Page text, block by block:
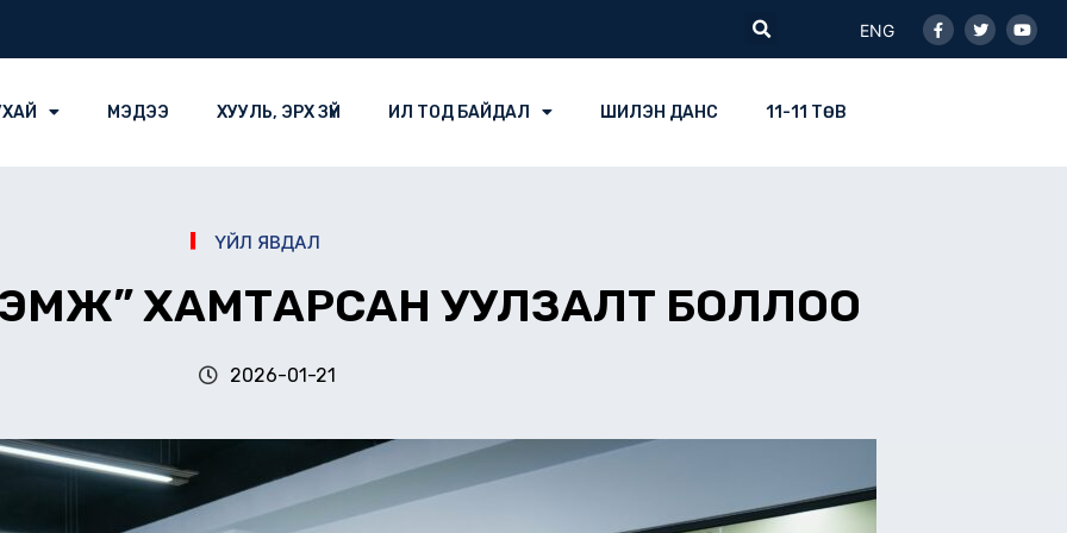
Search
ENG
f
МЭДЭЭ ХУУЛЬ, ЭРХ ЗҮЙ ИЛ ТОД БАЙДАЛ ШИЛЭН ДАНС 11-11 ТӨВ
ҮЙЛ ЯВДАЛ
ХАМТАРСАН УУЛЗАЛТ БОЛЛОО
2026-01-21